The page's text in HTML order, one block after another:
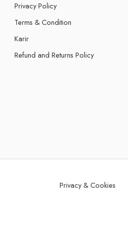
Privacy Policy
Terms & Condition
Karir
Refund and Returns Policy
Privacy & Cookies